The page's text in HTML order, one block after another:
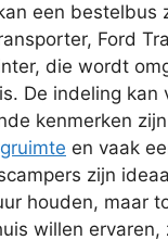
een bestelbus
Ford
die wordt
De indeling kan
kenmerken
en vaak
zijn
houden, maar
willen ervaren,